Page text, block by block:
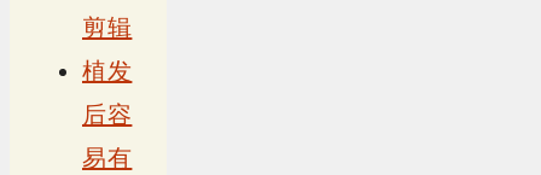
剪辑
植发
后容
易有